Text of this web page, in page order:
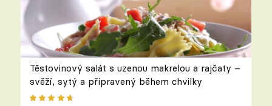
Těstovinový salát s uzenou makrelou a rajčaty –
svěží, sytý a připravený během chvilky